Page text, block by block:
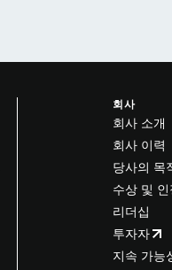
회사
회사 소개
회사 이력
당사의 목
수상 및 인
리더십
투자자
지속 가능